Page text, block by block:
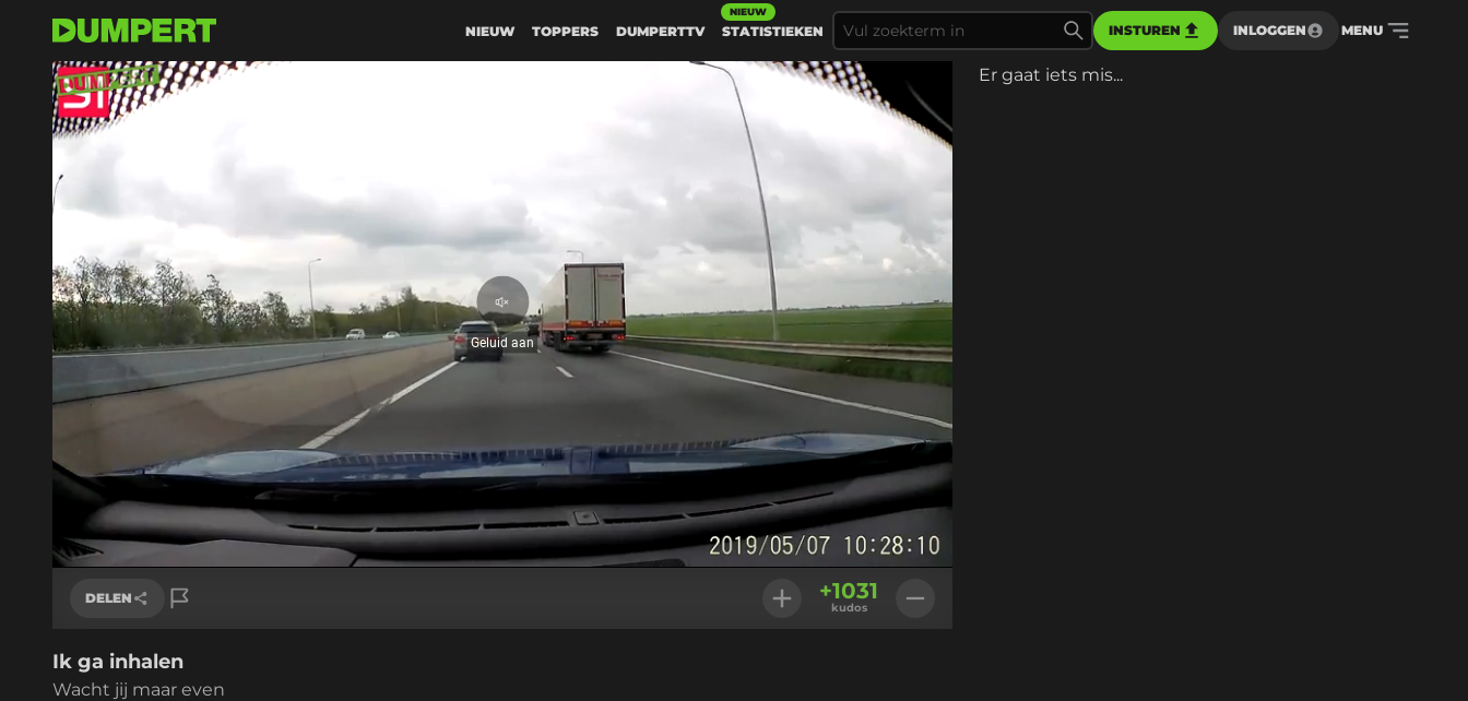
NIEUW TOPPERS DUMPERTTV STATISTIEKEN
NIEUW
INSTUREN INLOGGEN MENU
Er gaat iets mis...
Geluid
aan
Geluid aan
/
Geladen:
100.00%
DELEN
Link kopiëren
+1031
kudos
Ik ga inhalen
Wacht jij maar even